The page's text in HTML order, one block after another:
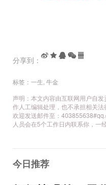
分享到：
标签： 一生 牛金
声明：本文内容由互联网用户自
作人工编辑处理，也不承担相关
欢迎发送邮件至：
人员会在5个工作日内联系你，一
今日推荐